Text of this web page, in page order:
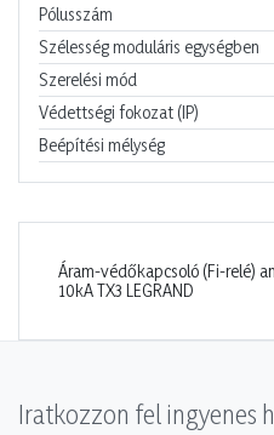
Pólusszám
Szélesség moduláris egységben
Szerelési mód
Védettségi fokozat (IP)
Beépítési mélység
Áram-védőkapcsoló (Fi-relé)
10kA TX3 LEGRAND
Iratkozzon fel ingyenes